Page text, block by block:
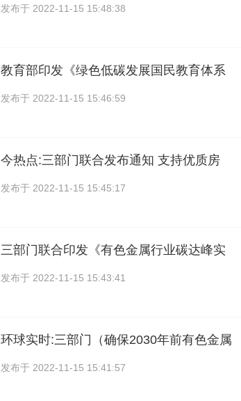
发布于 2022-11-15 15:48:38
教育部印发《绿色低碳发展国民教育体系
发布于 2022-11-15 15:46:59
今热点:三部门联合发布通知 支持优质房
发布于 2022-11-15 15:45:17
三部门联合印发《有色金属行业碳达峰实
发布于 2022-11-15 15:43:41
环球实时:三部门（确保2030年前有色金属
发布于 2022-11-15 15:41:57